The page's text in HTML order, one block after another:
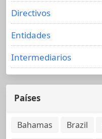
Directivos
Entidades
Intermediarios
Países
Bahamas Brazil